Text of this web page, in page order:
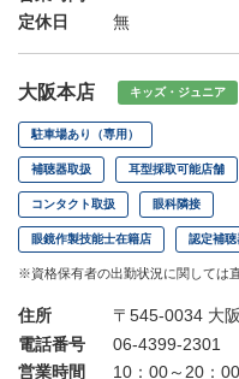
定休日
無
大阪本店 キッズ・ジュニア
駐車場あり（専用）
補聴器取扱 耳型採取可能店舗
コンタクト取扱 眼科隣接
眼鏡作製技能士在籍店 認定補
※資格保有者の出勤状況に関しては
住所
〒545-0034 大
電話番号
06-4399-2301
営業時間
10：00～20：00